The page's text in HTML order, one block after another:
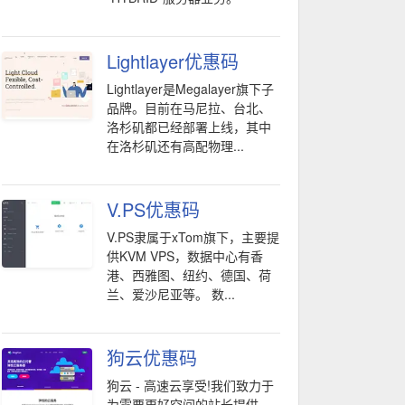
Lightlayer优惠码
Lightlayer是Megalayer旗下子
品牌。目前在马尼拉、台北、
洛杉矶都已经部署上线，其中
在洛杉矶还有高配物理...
V.PS优惠码
V.PS隶属于xTom旗下，主要提
供KVM VPS，数据中心有香
港、西雅图、纽约、德国、荷
兰、爱沙尼亚等。 数...
狗云优惠码
狗云 - 高速云享受!我们致力于